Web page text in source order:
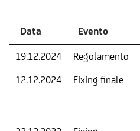
Data Evento
19.12.2024 Regolamento
12.12.2024
Fixing finale